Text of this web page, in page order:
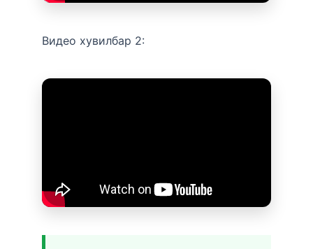
Видео хувилбар 2: